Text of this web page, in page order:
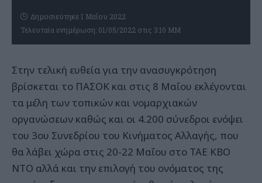
Τελευταία ενημέρωση: 01/05/2022 στις 3:10 ΜΜ
Δημοσιεύτηκε 1 Μαΐου 2022
Στην τελική ευθεία για την ανασυγκρότηση
βρίσκεται το ΠΑΣΟΚ και στις 8 Μαΐου εκλέγονται
τα μέλη των τοπικών και νομαρχιακών
οργανώσεων καθώς και οι 4.200 σύνεδροι ενόψει
του 3ου Συνεδρίου του Κινήματος Αλλαγής, που
θα λάβει χώρα στις 20-22 Μαΐου στο ΤΑΕ ΚΒΟ
ΝΤΟ αλλά και την επιλογή του ονόματος της